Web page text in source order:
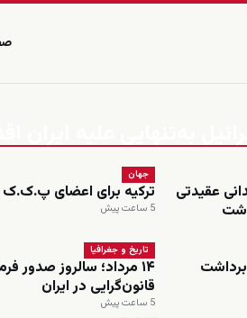
به‌تنهایی علیه ایران
عقیدتی
جهان
ترکیه برای اعضای پ.ک.ک
5 ساعت پیش
تاریخ و جغرافیا
۱۴ مرداد؛ سالروز
قانون‌گرایی در ایران
5 ساعت پیش